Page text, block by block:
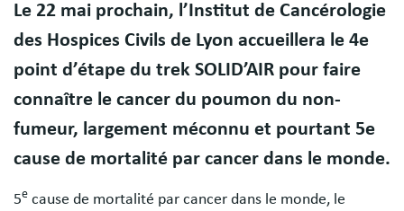
Le 22 mai prochain, l’Institut de Cancérologie
des Hospices Civils de Lyon accueillera le 4e
point d’étape du trek SOLID’AIR pour faire
connaître le cancer du poumon du non-
fumeur, largement méconnu et pourtant 5e
cause de mortalité par cancer dans le monde.
5e cause de mortalité par cancer dans le monde, le